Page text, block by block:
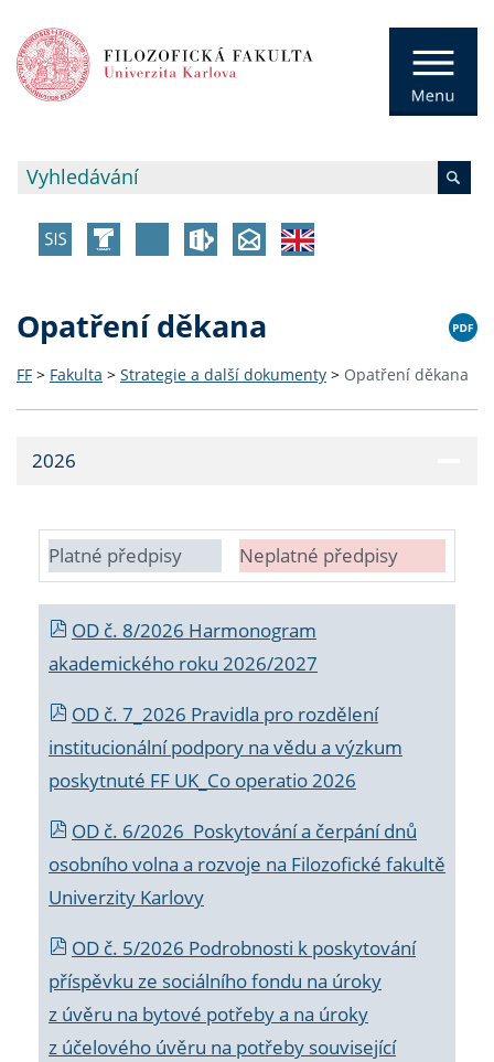
Opatření děkana
FF > Fakulta > Strategie a další dokumenty > Opatření děkana
2026
Platné předpisy Neplatné předpisy
OD č. 8/2026 Harmonogram
akademického roku 2026/2027
OD č. 7_2026 Pravidla pro rozdělení
institucionální podpory na vědu a výzkum
poskytnuté FF UK_Co operatio 2026
OD č. 6/2026 Poskytování a čerpání dnů
osobního volna a rozvoje na Filozofické fakultě
Univerzity Karlovy
OD č. 5/2026 Podrobnosti k poskytování
příspěvku ze sociálního fondu na úroky
z úvěru na bytové potřeby a na úroky
z účelového úvěru na potřeby související